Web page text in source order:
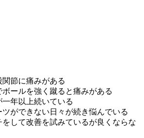
節に痛みがある
ールを強く蹴ると痛みがある
一年以上続いている
ができない日々が続き悩んでいる
して改善を試みているが良くならな